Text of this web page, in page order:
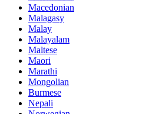
Macedonian
Malagasy
Malay
Malayalam
Maltese
Maori
Marathi
Mongolian
Burmese
Nepali